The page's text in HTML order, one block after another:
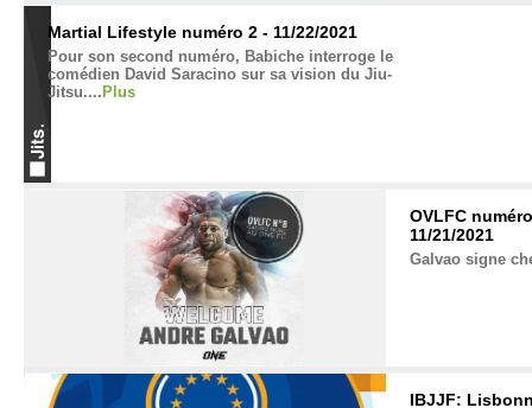
Martial Lifestyle numéro 2 - 11/22/2021
Pour son second numéro, Babiche interroge le
comédien David Saracino sur sa vision du Jiu-
Jitsu.... Plus
OVLFC
11/21/2021
Galvao signe
IBJJF: